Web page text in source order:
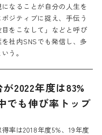
なることが自分の人生を
ジティブに捉え、手伝う
をこなして」などと呼び
社内SNSでも発信し、多
う。
2022年度は83%
でも伸び率トップ
率は2018年度5%、19年度